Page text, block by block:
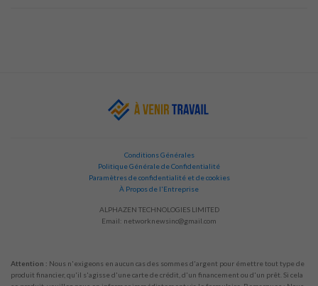
Conditions Générales
Politique Générale de Confidentialité
Paramètres de confidentialité et de cookies
À Propos de l'Entreprise
ALPHAZEN TECHNOLOGIES LIMITED
Email: networknewsinc@gmail.com
Attention : Nous n'exigeons en aucun cas des sommes d'argent pour émettre tout type de
produit financier, qu'il s'agisse d'une carte de crédit, d'un financement ou d'un prêt. Si cela